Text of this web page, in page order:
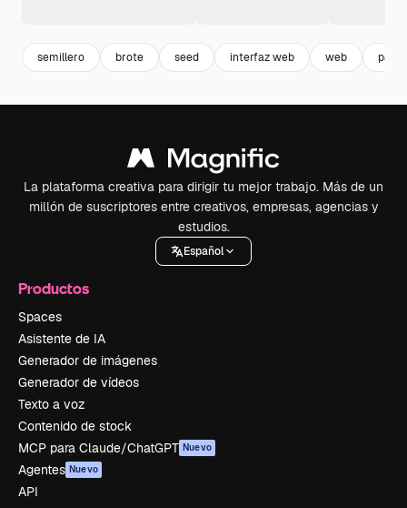
semillero brote seed interfaz web web pala
La plataforma creativa para dirigir tu mejor trabajo. Más de un
millón de suscriptores entre creativos, empresas, agencias y
estudios.
Español
Productos
Spaces
Asistente de IA
Generador de imágenes
Generador de vídeos
Texto a voz
Contenido de stock
MCP para Claude/ChatGPT Nuevo
Agentes Nuevo
API